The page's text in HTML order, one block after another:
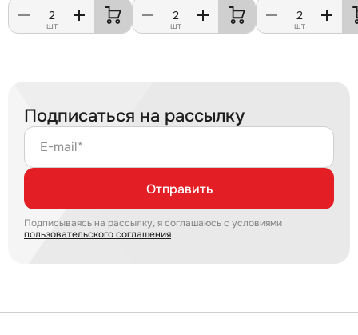
шт шт шт
Подписаться на рассылку
E-mail*
Отправить
Подписываясь на рассылку, я соглашаюсь с условиями
пользовательского соглашения